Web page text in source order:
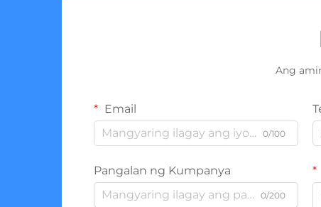
Ang
Email
0/100
Pangalan ng Kumpanya
0/200